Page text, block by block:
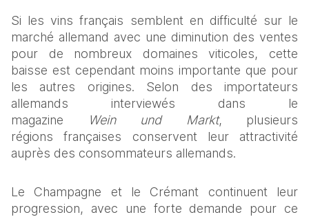
Si les vins français semblent en difficulté sur le
marché allemand avec une diminution des ventes
pour de nombreux domaines viticoles, cette
baisse est cependant moins importante que pour
les autres origines. Selon des importateurs
allemands interviewés dans le
magazine
Wein und Markt, plusieurs
régions françaises conservent leur attractivité
auprès des consommateurs allemands.
Le Champagne et le Crémant continuent leur
progression, avec une forte demande pour ce